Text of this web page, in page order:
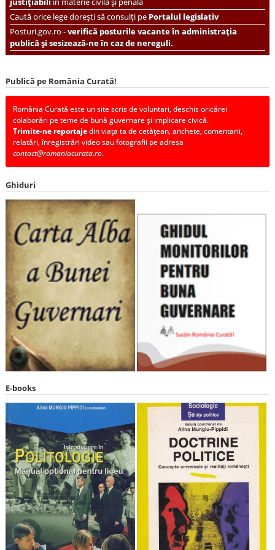
Caută orice lege dorești să consulți pePortalul legislativ
Posturi.gov.ro -verifică posturile vacante în administrația
publică și sesizează-ne în caz de nereguli.
Publică pe România Curată!
România Curată este un site scris de voluntari, deschis oricărei
colaborări pe teme de bună guvernare și implicare civică.
Trimite-ne reportajedin viața ta de cetățean, anchete, comentarii,
relatări, înregistrări video sau fotografii pe adresa
contact@romaniacurata.ro.
Ghiduri
E-books